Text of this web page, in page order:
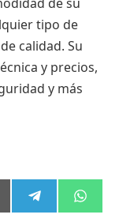
tipo de
calidad. Su
y precios,
y más
Compartir
en
Telegram
en